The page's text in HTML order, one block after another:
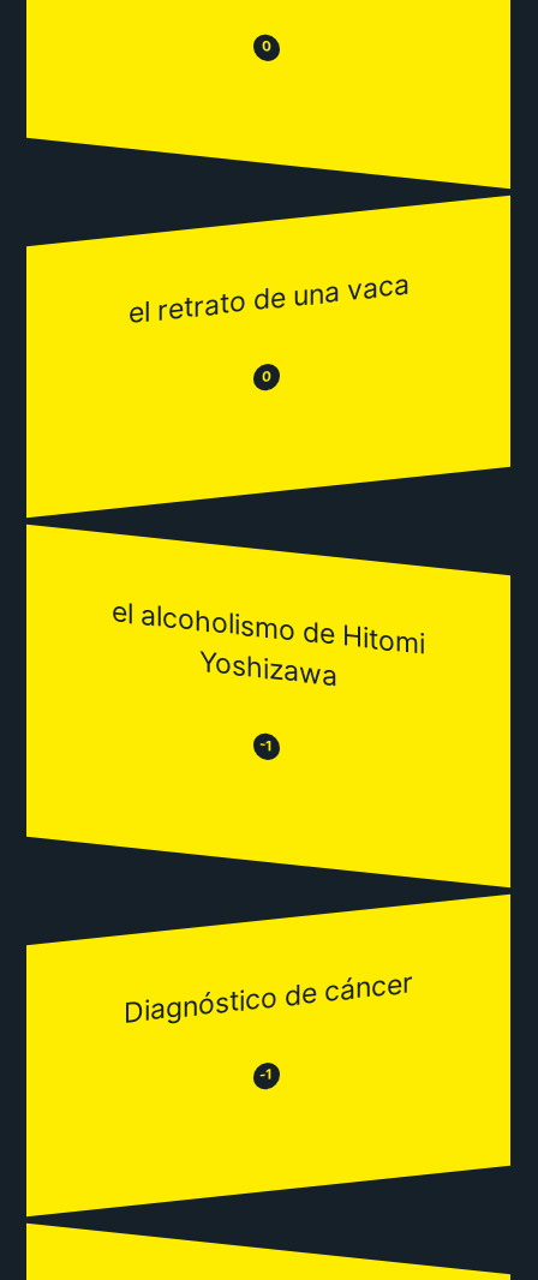
😒 0 😂
el retrato de una vaca
😒 0 😂
el alcoholism
o de Hitom
i
Yoshizawa
😒 -1 😂
Diagnóstico de cáncer
😒 -1 😂